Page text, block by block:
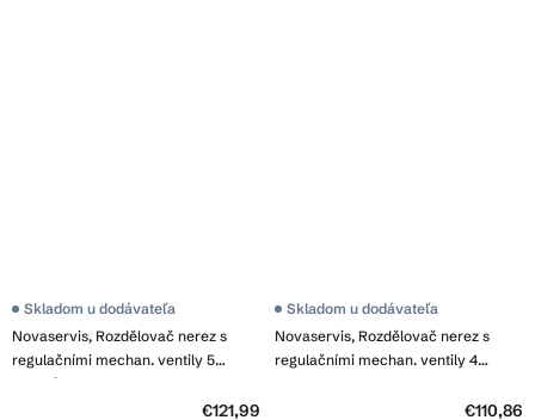
Novaservis, Rozdělovač nerez s
regulačními mechan. ventily 5
okruhů, SN-ROU05S
Skladom u dodávateľa
€121,99
Novaservis, Rozdělovač nerez s
regulačními mechan. ventily 4
Skladom u dodávateľa
€110,86